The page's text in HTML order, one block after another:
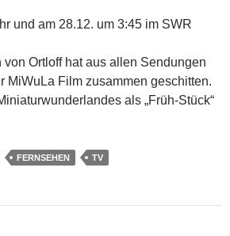
und am 28.12. um 3:45 im SWR
von Ortloff hat aus allen Sendungen
MiWuLa Film zusammen geschitten.
als „Früh-Stück“
FERNSEHEN TV